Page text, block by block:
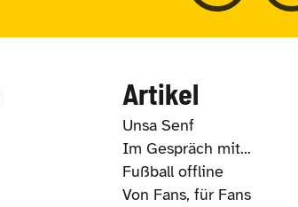
Artikel
Unsa Senf
Im Gespräch mit...
Fußball offline
Von Fans, für Fans